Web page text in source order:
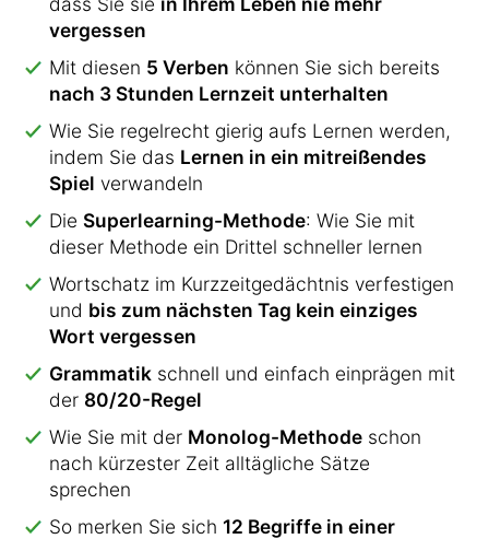
vergessen
Mit diesen 5 Verben können Sie sich bereits
nach 3 Stunden Lernzeit unterhalten
Wie Sie regelrecht gierig aufs Lernen werden,
indem Sie das Lernen in ein mitreißendes
Spiel verwandeln
Die Superlearning-Methode: Wie Sie mit
dieser Methode ein Drittel schneller lernen
Wortschatz im Kurzzeitgedächtnis verfestigen
und bis zum nächsten Tag kein einziges
Wort vergessen
Grammatik schnell und einfach einprägen mit
der 80/20-Regel
Wie Sie mit der Monolog-Methode schon
nach kürzester Zeit alltägliche Sätze
sprechen
So merken Sie sich 12 Begriffe in einer